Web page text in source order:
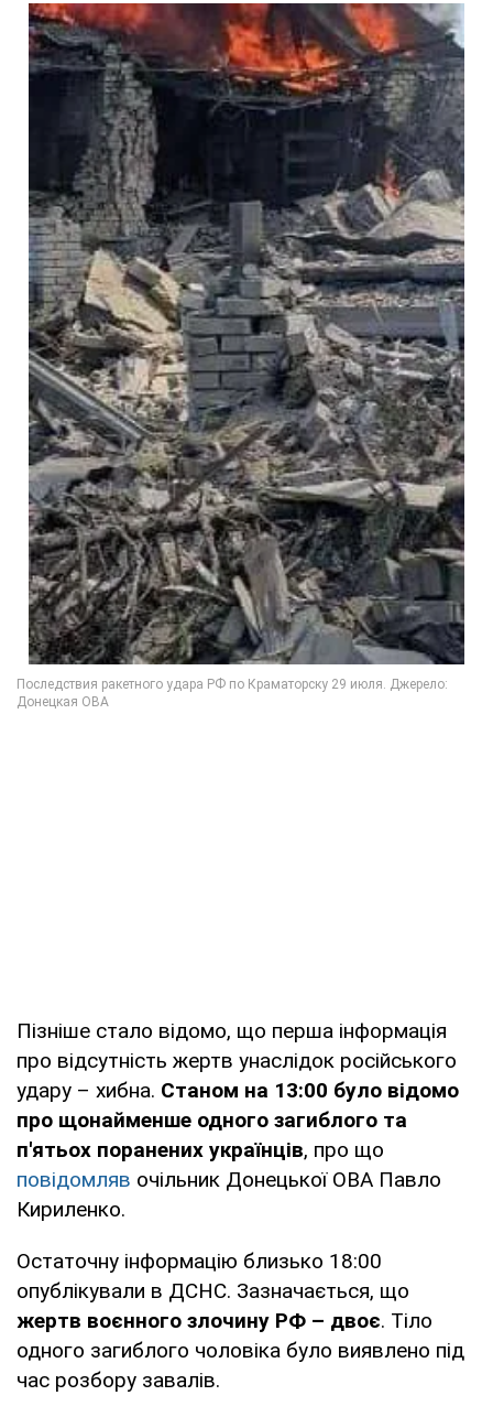
Пізніше стало відомо, що перша інформація
про відсутність жертв унаслідок російського
удару – хибна. Станом на 13:00 було відомо
про щонайменше одного загиблого та
п'ятьох поранених українців, про що
повідомляв очільник Донецької ОВА Павло
Кириленко.
Остаточну інформацію близько 18:00
опублікували в ДСНС. Зазначається, що
жертв воєнного злочину РФ – двоє. Тіло
одного загиблого чоловіка було виявлено під
час розбору завалів.